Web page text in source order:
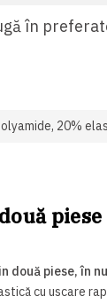
în
20%
două piese, în
cu uscare